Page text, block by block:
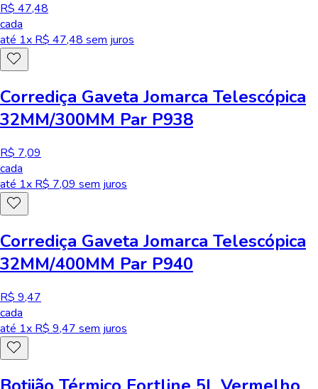
R$ 47,48
cada
até 1x R$ 47,48 sem juros
Corrediça Gaveta Jomarca Telescópica
32MM/300MM Par P938
R$ 7,09
cada
até 1x R$ 7,09 sem juros
Corrediça Gaveta Jomarca Telescópica
32MM/400MM Par P940
R$ 9,47
cada
até 1x R$ 9,47 sem juros